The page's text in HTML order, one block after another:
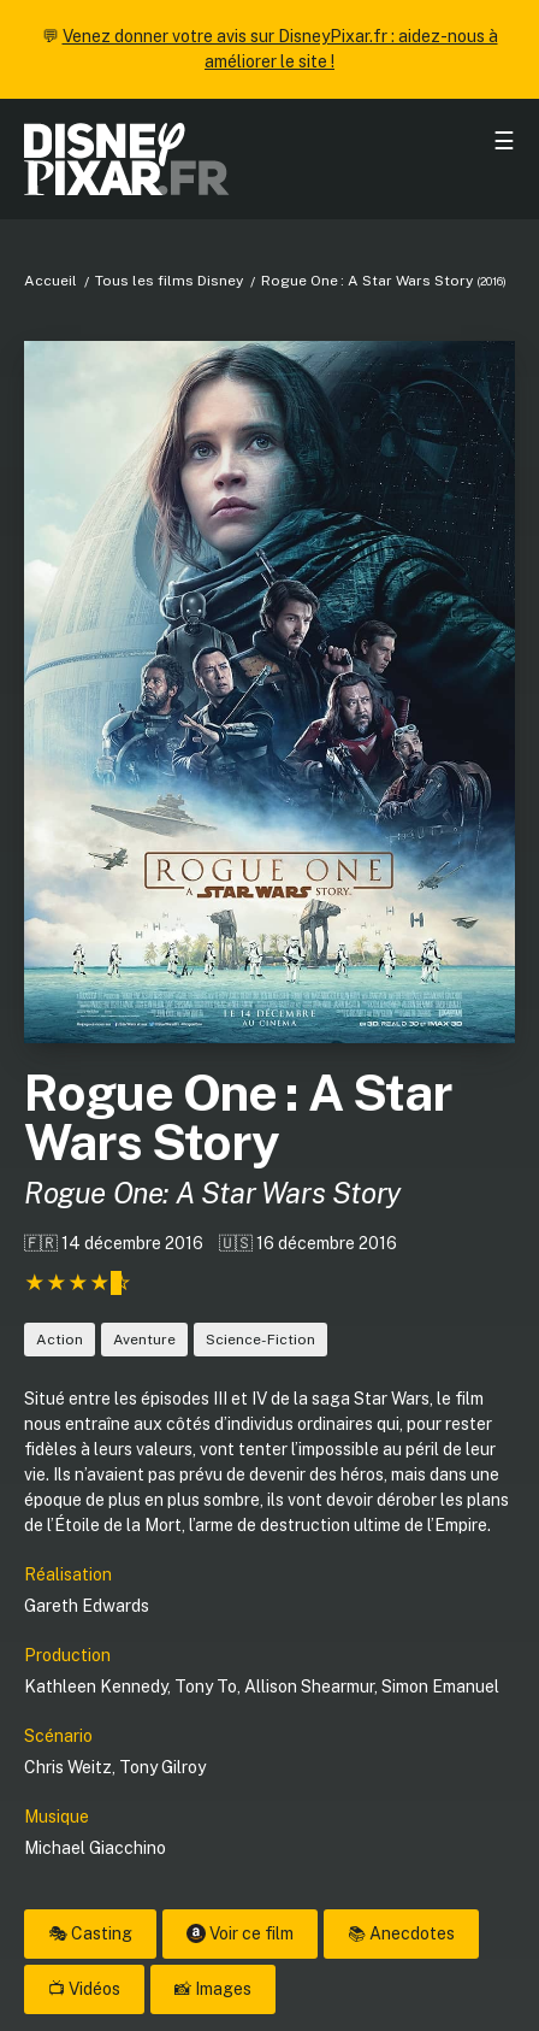
💬 Venez donner votre avis sur DisneyPixar.fr : aidez-nous à
améliorer le site !
☰
Accueil Tous les films Disney Rogue One : A Star Wars Story (2016)
Rogue One : A Star
Wars Story
Rogue One: A Star Wars Story
🇫🇷 14 décembre 2016 🇺🇸 16 décembre 2016
Action Aventure Science-Fiction
Situé entre les épisodes III et IV de la saga Star Wars, le film
nous entraîne aux côtés d’individus ordinaires qui, pour rester
fidèles à leurs valeurs, vont tenter l’impossible au péril de leur
vie. Ils n’avaient pas prévu de devenir des héros, mais dans une
époque de plus en plus sombre, ils vont devoir dérober les plans
de l’Étoile de la Mort, l’arme de destruction ultime de l’Empire.
Réalisation
Gareth Edwards
Production
Kathleen Kennedy, Tony To Allison Shearmur, Simon Emanuel
Scénario
Chris Weitz Tony Gilroy
Musique
Michael Giacchino
🎭 Casting Voir ce film 📚 Anecdotes
📺 Vidéos 📸 Images